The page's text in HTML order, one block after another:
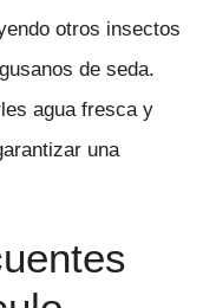
otros insectos
de seda.
agua fresca y
una